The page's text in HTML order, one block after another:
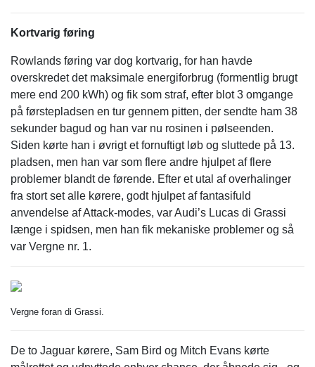
Kortvarig føring
Rowlands føring var dog kortvarig, for han havde
overskredet det maksimale energiforbrug (formentlig brugt
mere end 200 kWh) og fik som straf, efter blot 3 omgange
på førstepladsen en tur gennem pitten, der sendte ham 38
sekunder bagud og han var nu rosinen i pølseenden.
Siden kørte han i øvrigt et fornuftigt løb og sluttede på 13.
pladsen, men han var som flere andre hjulpet af flere
problemer blandt de førende. Efter et utal af overhalinger
fra stort set alle kørere, godt hjulpet af fantasifuld
anvendelse af Attack-modes, var Audi’s Lucas di Grassi
længe i spidsen, men han fik mekaniske problemer og så
var Vergne nr. 1.
Vergne foran di Grassi.
De to Jaguar kørere, Sam Bird og Mitch Evans kørte